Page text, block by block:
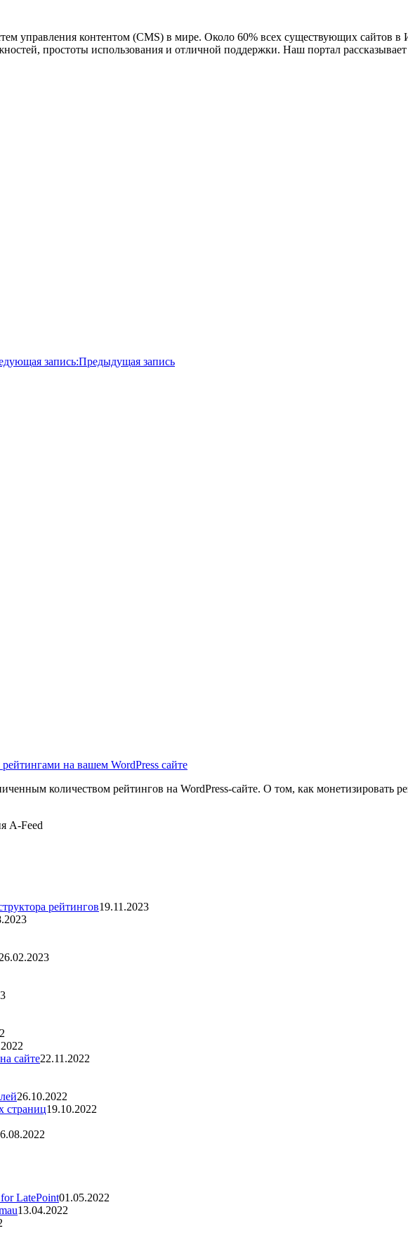
управления контентом (CMS) в мире. Около 60% всех существующих сайтов
простоты использования и отличной поддержки. Наш портал рассказывает
запись:Предыдущая запись
количеством рейтингов на WordPress-сайте. О том, как монетизировать
A-Feed
рейтингов19.11.2023
26.02.2023
сайте22.11.2022
26.10.2022
страниц19.10.2022
LatePoint01.05.2022
13.04.2022